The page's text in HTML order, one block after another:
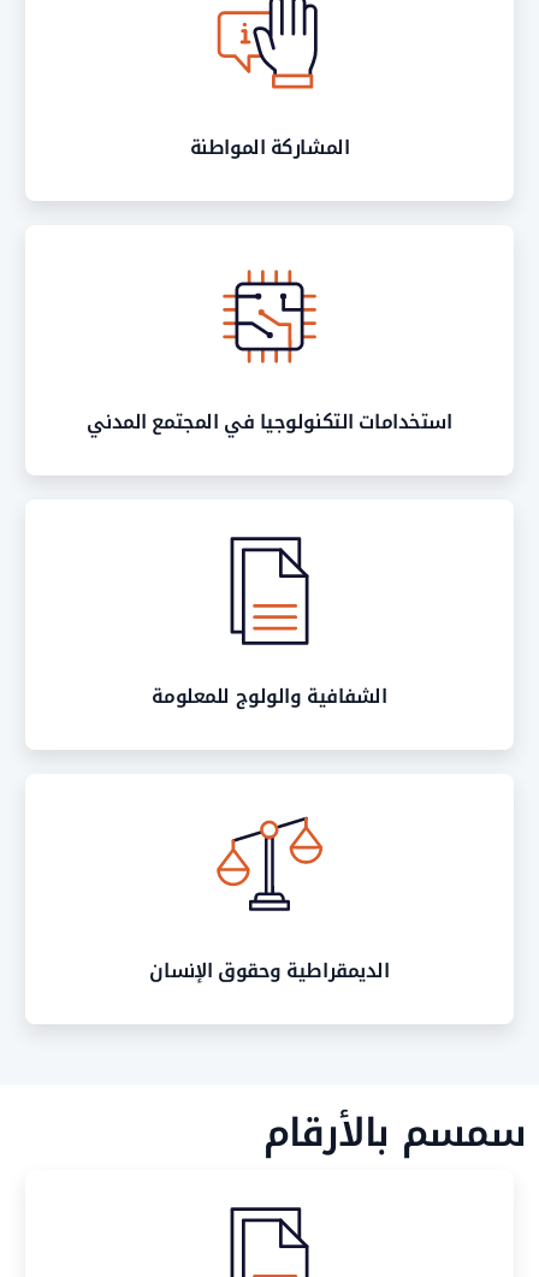
المشاركة المواطنة
استخدامات التكنولوجيا في المجتمع المدني
الشفافية والولوج للمعلومة
الديمقراطية وحقوق الإنسان
بالأرقام